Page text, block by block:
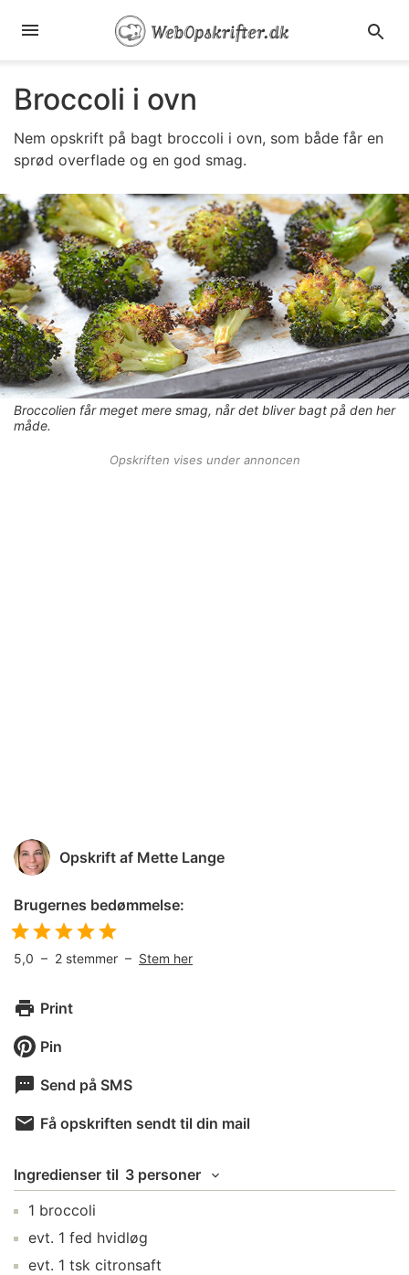
Broccoli i ovn
Nem opskrift på bagt broccoli i ovn, som både får en
sprød overflade og en god smag.
Broccolien får meget mere smag, når det bliver bagt på den her
måde.
Opskriften vises under annoncen
Opskrift af Mette Lange
Brugernes bedømmelse:
5,0 – 2 stemmer – Stem her
Print
Pin
Send på SMS
Få opskriften sendt til din mail
Ingredienser til 3 personer
1 broccoli
evt. 1 fed hvidløg
evt. 1 tsk citronsaft